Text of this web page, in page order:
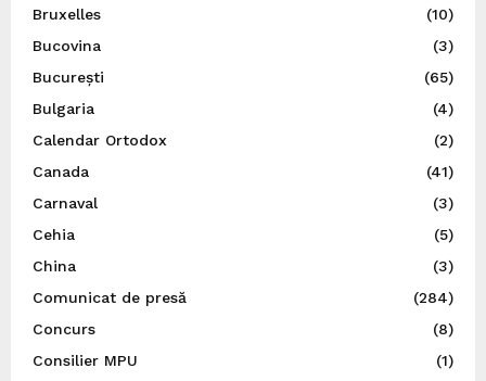
Bruxelles
(10)
Bucovina
(3)
București
(65)
Bulgaria
(4)
Calendar Ortodox
(2)
Canada
(41)
Carnaval
(3)
Cehia
(5)
China
(3)
Comunicat de presă
(284)
Concurs
(8)
Consilier MPU
(1)